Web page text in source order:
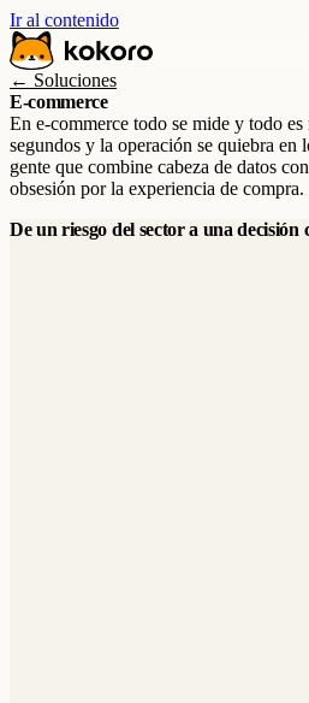
Ir al contenido
← Soluciones
E-commerce
En e-commerce todo se mide y todo
segundos y la operación se quiebra en
gente que combine cabeza de datos
obsesión por la experiencia de compra.
De un riesgo del sector a una decisión